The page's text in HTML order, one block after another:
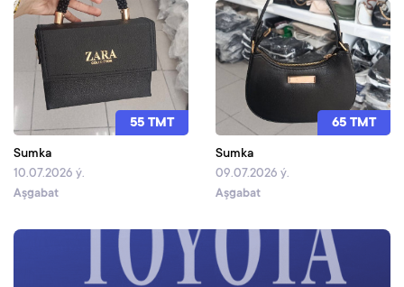
55 TMT
Sumka
10.07.2026 ý.
Aşgabat
65 TMT
Sumka
09.07.2026 ý.
Aşgabat